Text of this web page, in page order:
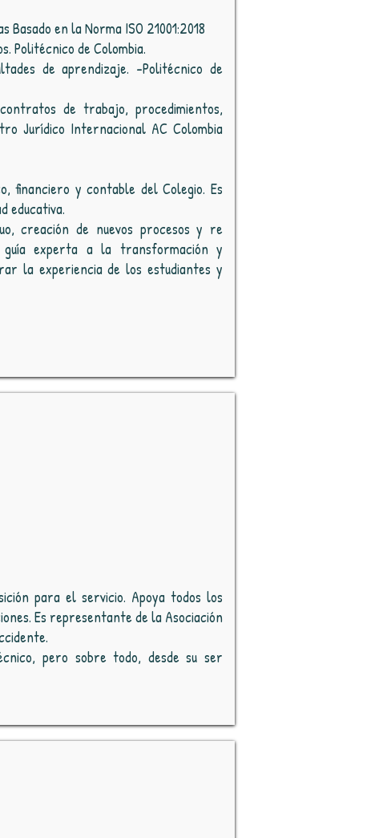
Basado en la Norma ISO 21001:2018
Politécnico de Colombia.
de aprendizaje. -Politécnico de
de trabajo, procedimientos,
Jurídico Internacional AC Colombia
financiero y contable del Colegio. Es
educativa.
creación de nuevos procesos y re
experta a la transformación y
la experiencia de los estudiantes y
para el servicio. Apoya todos los
Es representante de la Asociación
pero sobre todo, desde su ser